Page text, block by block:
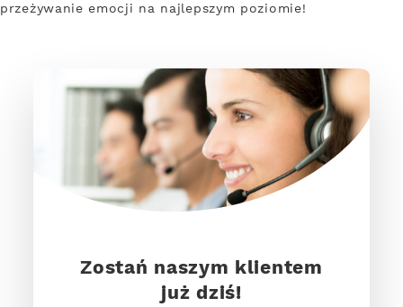
przeżywanie emocji na najlepszym poziomie!
Zostań naszym klientem
już dziś!